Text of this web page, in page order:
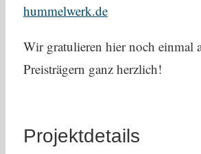
hummelwerk.de
Wir gratulieren hier noch einmal
Preisträgern ganz herzlich!
Projektdetails